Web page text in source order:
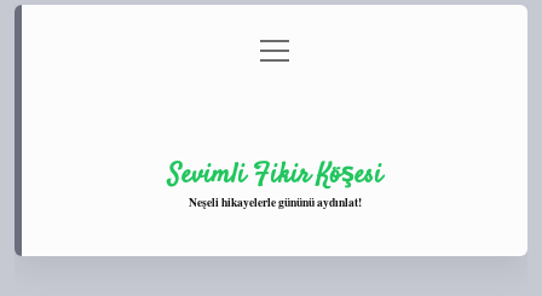
Gizlilik Politikası
menüyü
aç
Sevimli Fikir Köşesi
Neşeli hikayelerle gününü aydınlat!